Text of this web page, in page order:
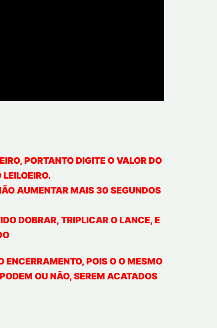
PORTANTO DIGITE O VALOR DO
AUMENTAR MAIS 30 SEGUNDOS
DOBRAR, TRIPLICAR O LANCE, E
POIS O O MESMO
OU NÃO, SEREM ACATADOS